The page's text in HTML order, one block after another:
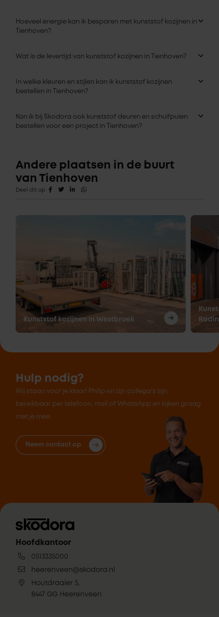
Hoeveel energie kan ik besparen met kunststof kozijnen in
Tienhoven?
Wat is de levertijd van kunststof kozijnen in Tienhoven?
In welke kleuren en stijlen kan ik kunststof kozijnen
bestellen in Tienhoven?
Kan ik bij Skodora ook kunststof deuren en schuifpuien
bestellen voor een project in Tienhoven?
Andere plaatsen in de buurt
van Tienhoven
Deel dit op
Kunststof kozijnen in Westbroek
Hulp nodig?
Wij staan voor je klaar! Philip en zijn collega's zijn
bereikbaar per telefoon, mail of WhatsApp en kijken graag
met je mee.
Neem contact op
Hoofdkantoor
0513335000
heerenveen@skodora.nl
Houtdraaier 5,
8447 GG Heerenveen